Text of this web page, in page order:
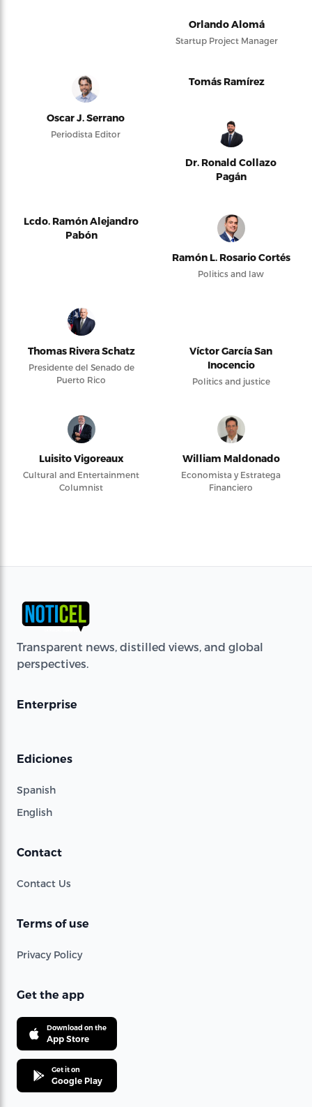
Orlando Alomá
Startup Project Manager
Oscar J. Serrano
Periodista Editor
Tomás Ramírez
Dr. Ronald Collazo
Pagán
Lcdo. Ramón Alejandro
Pabón
Ramón L. Rosario Cortés
Politics and law
Thomas Rivera Schatz
Presidente del Senado de
Puerto Rico
Víctor García San
Inocencio
Politics and justice
Luisito Vigoreaux
Cultural and Entertainment
Columnist
William Maldonado
Economista y Estratega
Financiero
Transparent news, distilled views, and global
perspectives.
Enterprise
Ediciones
Spanish
English
Contact
Contact Us
Terms of use
Privacy Policy
Get the app
Download on the
App Store
Get it on
Google Play